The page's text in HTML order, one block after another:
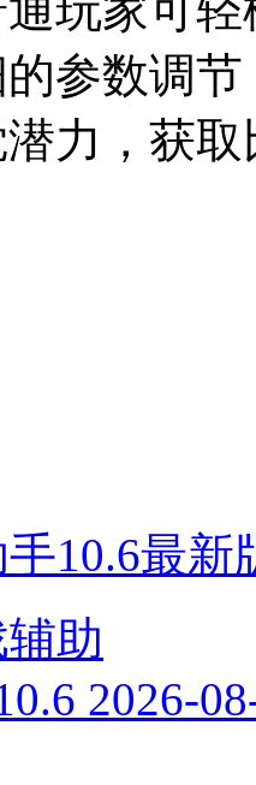
参数调
力，获
10.6最新
助
2026-